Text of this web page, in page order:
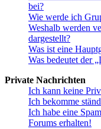
bei?
Wie werde ich
Weshalb werden
dargestellt?
Was ist eine
Was bedeutet der
Private Nachrichten
Ich kann keine
Ich bekomme
Ich habe eine
Forums erhalten!